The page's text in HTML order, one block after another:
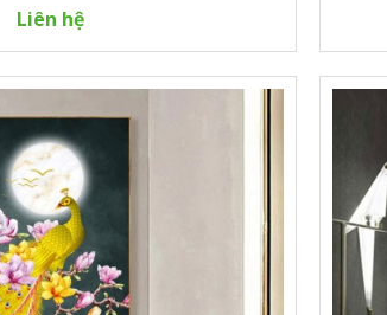
Liên hệ